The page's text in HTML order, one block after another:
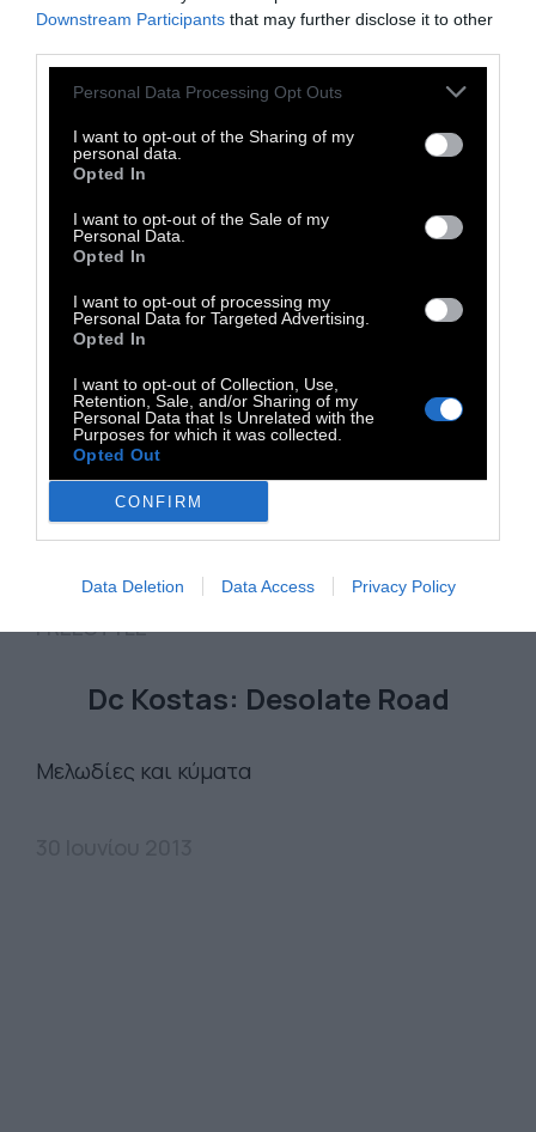
Downstream Participants that may further disclose it to other
Personal Data Processing Opt Outs
I want to opt-out of the Sharing of my
personal data.
Opted In
I want to opt-out of the Sale of my
Personal Data.
Opted In
I want to opt-out of processing my
Personal Data for Targeted Advertising.
Opted In
I want to opt-out of Collection, Use,
Retention, Sale, and/or Sharing of my
Personal Data that Is Unrelated with the
Purposes for which it was collected.
Opted Out
CONFIRM
Data Deletion Data Access Privacy Policy
Nikko Patrelakis: Dear Diary
Αγαπημένο μου ημερολόγιο, η ζωή περνάει
FREESTYLE
Dc Kostas: Desolate Road
Μελωδίες και κύματα